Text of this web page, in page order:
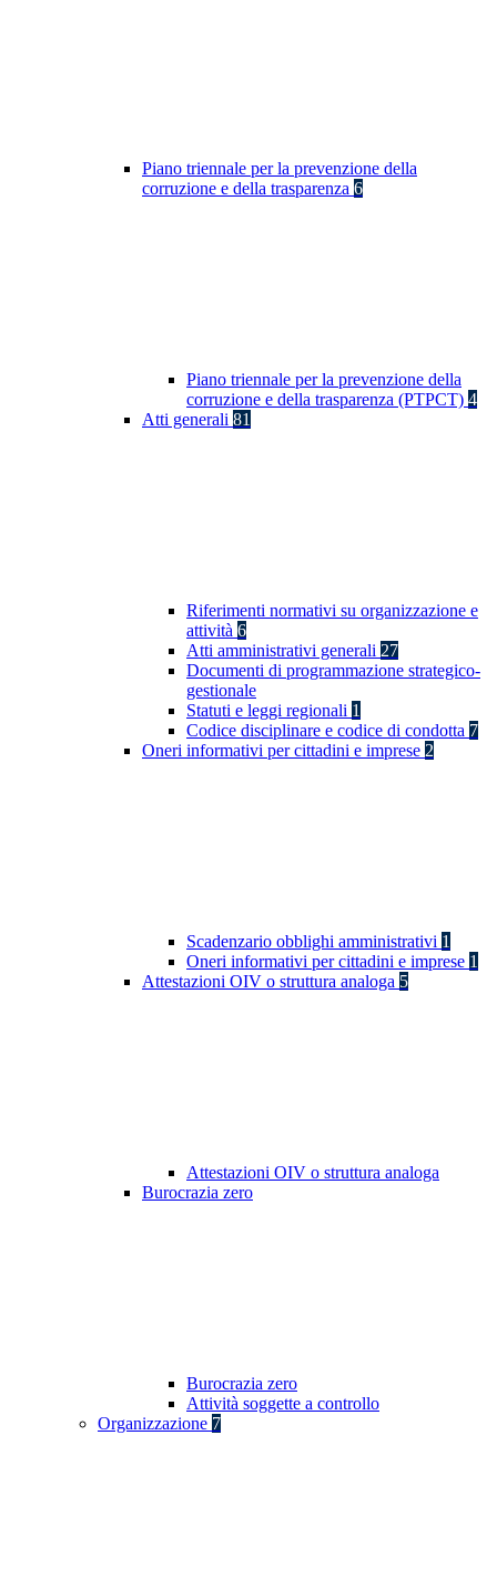
Piano triennale per la prevenzione della
corruzione e della trasparenza 6
Piano triennale per la prevenzione della
corruzione e della trasparenza (PTPCT) 4
Atti generali 81
Riferimenti normativi su organizzazione e
attività 6
Atti amministrativi generali 27
Documenti di programmazione strategico-
gestionale
Statuti e leggi regionali 1
Codice disciplinare e codice di condotta 7
Oneri informativi per cittadini e imprese 2
Scadenzario obblighi amministrativi 1
Oneri informativi per cittadini e imprese 1
Attestazioni OIV o struttura analoga 5
Attestazioni OIV o struttura analoga
Burocrazia zero
Burocrazia zero
Attività soggette a controllo
Organizzazione 7